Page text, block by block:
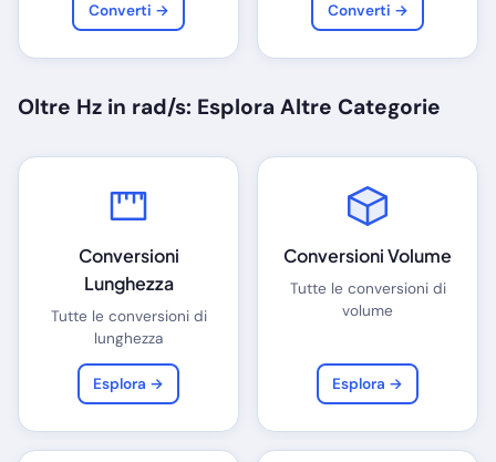
Converti → Converti →
Oltre Hz in rad/s: Esplora Altre Categorie
Conversioni
Lunghezza
Tutte le conversioni di
lunghezza
Esplora →
Conversioni Volume
Tutte le conversioni di
volume
Esplora →